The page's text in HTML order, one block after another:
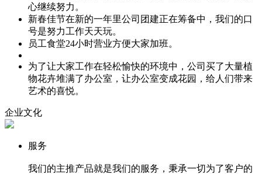
心继续努力。
新春佳节在新的一年里公司团建正在筹备中，我们的口
号是努力工作天天玩。
员工食堂24小时营业方便大家加班。
为了让大家工作在轻松愉快的环境中，公司买了大量植
物花卉堆满了办公室，让办公室变成花园，给人们带来
艺术的喜悦。
企业文化
服务
我们的主推产品就是我们的服务，秉承一切为了客户的